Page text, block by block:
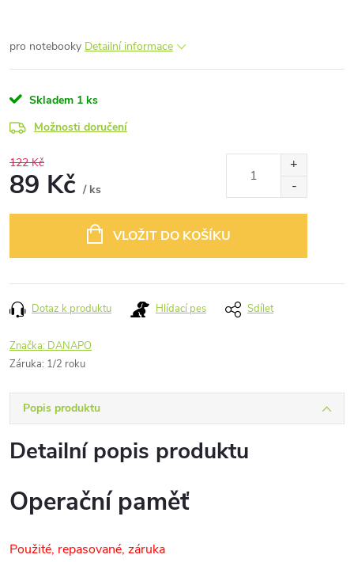
pro notebooky Detailní informace
Skladem 1 ks
Možnosti doručení
122 Kč
89 Kč / ks
VLOŽIT DO KOŠÍKU
Dotaz k produktu Hlídací pes Sdílet
Značka: DANAPO
Záruka: 1/2 roku
Popis produktu
Detailní popis produktu
Operační paměť
Použité, repasované, záruka